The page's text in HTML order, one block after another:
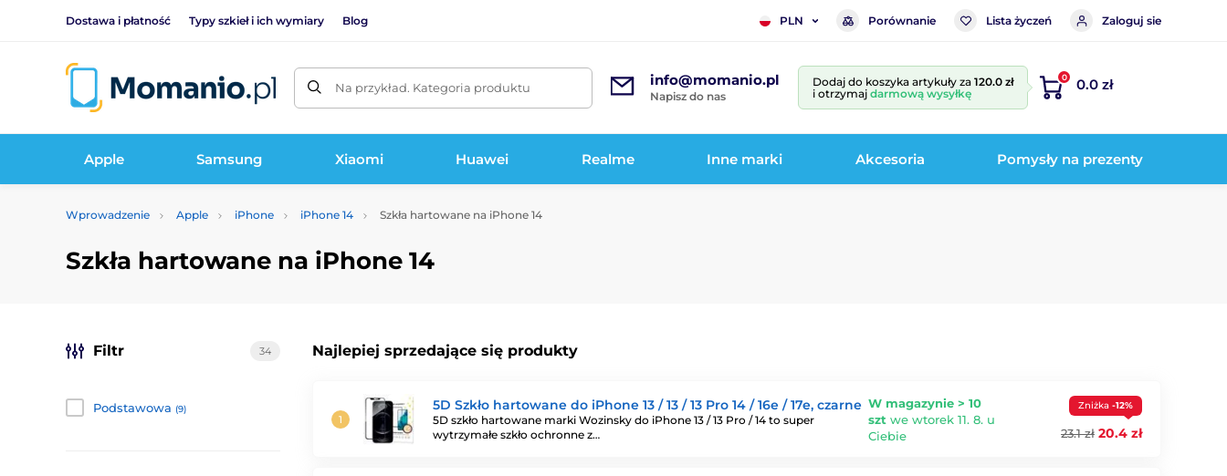
Dostawa i płatność Typy szkieł i ich wymiary Blog PLN Porównanie Lista życzeń Zaloguj sie
Na przykład. Kategoria produktu info@momanio.pl
Napisz do nas
Dodaj do koszyka artykuły za 120.0 zł
i otrzymaj darmową wysyłkę
0 0.0 zł
Apple Samsung Xiaomi Huawei Realme Inne marki Akcesoria Pomysły na prezenty
Wprowadzenie Apple iPhone iPhone 14 Szkła hartowane na iPhone 14
Szkła hartowane na iPhone 14
Najlepiej sprzedające się produkty
5D Szkło hartowane do iPhone 13 / 13 / 13 Pro 14 / 16e / 17e, czarne
5D szkło hartowane marki Wozinsky do iPhone 13 / 13 Pro / 14 to super
wytrzymałe szkło ochronne z…
W magazynie > 10
szt we wtorek 11. 8. u
Ciebie
Zniżka -12%
23.1 zł 20.4 zł
Filtr 34
Podstawowa (9)